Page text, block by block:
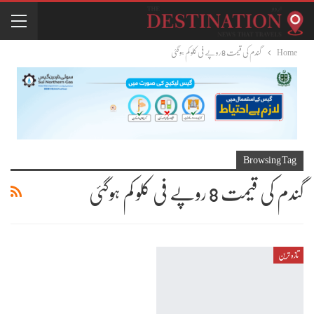
Home گندم کی قیمت 8 روپے فی کلو کم ہوگئی
Browsing Tag
گندم کی قیمت 8 روپے فی کلو کم ہوگئی
تازہ ترین